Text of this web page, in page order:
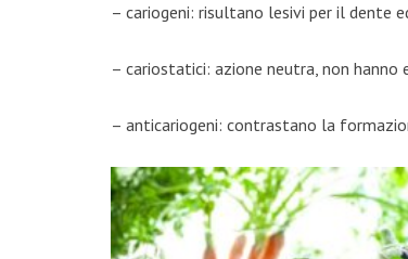
– cariogeni: risultano lesivi per il dente
– cariostatici: azione neutra, non
– anticariogeni: contrastano la